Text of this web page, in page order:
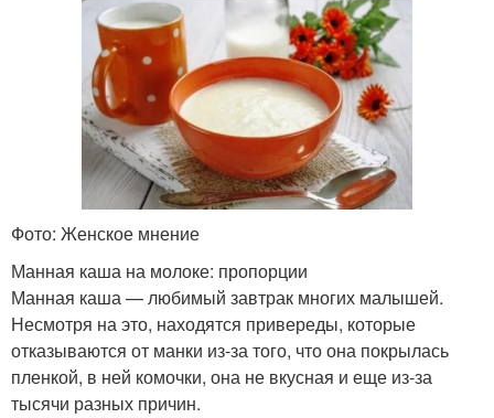
Фото: Женское мнение
Манная каша на молоке: пропорции
Манная каша — любимый завтрак многих малышей.
Несмотря на это, находятся привереды, которые
отказываются от манки из-за того, что она покрылась
пленкой, в ней комочки, она не вкусная и еще из-за
тысячи разных причин.